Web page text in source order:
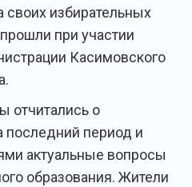
своих избирательных
при участии
Касимовского
отчитались о
последний период и
актуальные вопросы
образования. Жители